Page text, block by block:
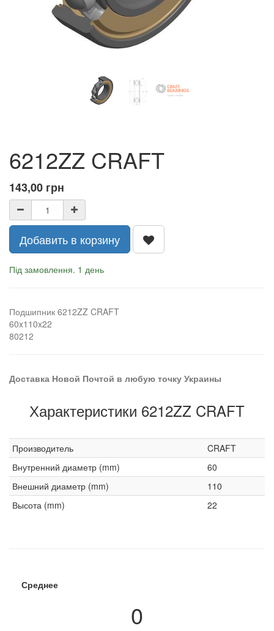
6212ZZ CRAFT
143,00 грн
Добавить в корзину
Під замовлення. 1 день
Подшипник 6212ZZ CRAFT
60x110x22
80212
Доставка Новой Почтой в любую точку Украины
Характеристики 6212ZZ CRAFT
Производитель
CRAFT
Внутренний диаметр (mm)
60
Внешний диаметр (mm)
110
Высота (mm)
22
Среднее
0